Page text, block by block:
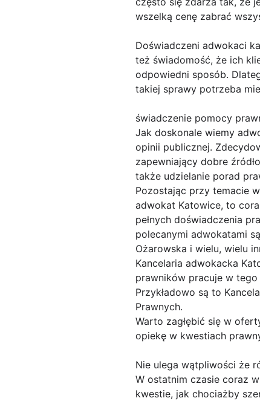
wszelką cenę zabrać
Doświadczeni adwokaci
też świadomość, że ich
odpowiedni sposób.
takiej sprawy potrzeba
świadczenie pomocy
Jak doskonale wiemy
opinii publicznej.
zapewniający dobre
także udzielanie porad
Pozostając przy temacie
adwokat Katowice, to
pełnych doświadczenia
polecanymi adwokatami
Ożarowska i wielu, wielu
Kancelaria adwokacka
prawników pracuje w
Przykładowo są to
Prawnych.
Warto zagłębić się w
opiekę w kwestiach
Nie ulega wątpliwości że
W ostatnim czasie coraz
kwestie, jak chociażby